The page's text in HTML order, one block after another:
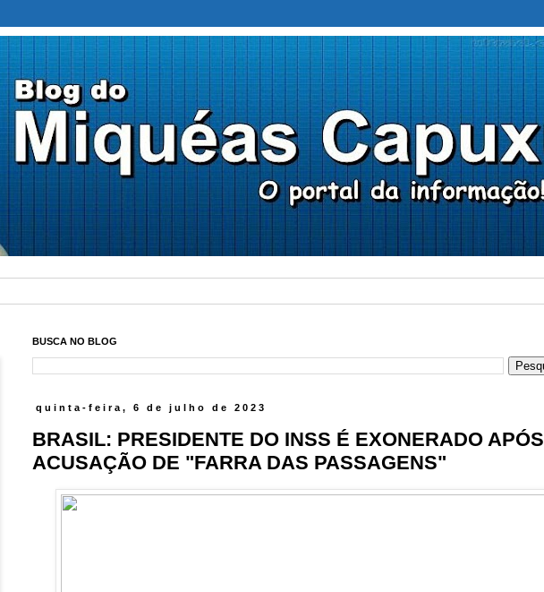
BUSCA NO BLOG
quinta-feira, 6 de julho de 2023
BRASIL: PRESIDENTE DO INSS É EXONERADO APÓS
ACUSAÇÃO DE "FARRA DAS PASSAGENS"